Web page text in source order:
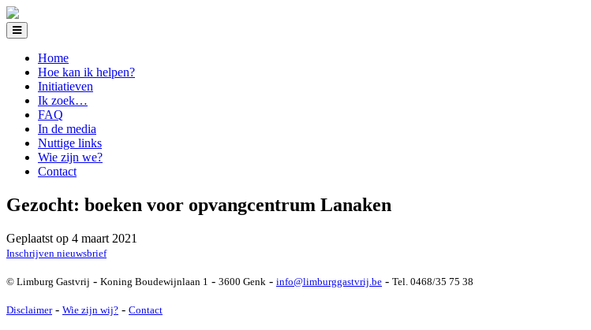
Home
Hoe kan ik helpen?
Initiatieven
Ik zoek…
FAQ
In de media
Nuttige links
Wie zijn we?
Contact
Gezocht: boeken voor opvangcentrum Lanaken
Geplaatst op 4 maart 2021
Inschrijven nieuwsbrief
© Limburg Gastvrij - Koning Boudewijnlaan 1 - 3600 Genk - info@limburggastvrij.be - Tel. 0468/35 75 38
Disclaimer - Wie zijn wij? - Contact